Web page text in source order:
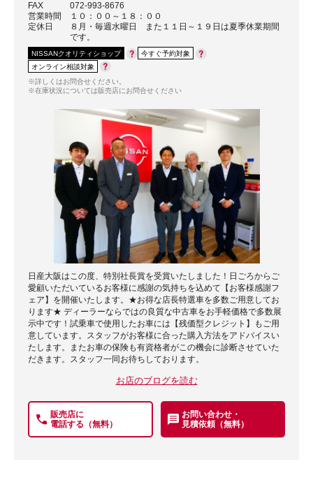
FAX
072-993-8676
営業時間
１０：００～１８：００
定休日
８月・毎週水曜日 また１１日～１９日は夏季休業期間
です。
NISSANクオリティショップ
今すぐ予約対象
オンライン相談対象
※詳しくはお問合せください。
※在庫状況については販売店にお問合せください
日産大阪はこの度、特別社長賞を受賞いたしました！日ごろからご
愛顧いただいているお客様に感謝の気持ちを込めて【お客様感謝フ
ェア】を開催いたします。★お得な店長特選車を多数ご用意してお
ります★ ディーラーならではの良質な中古車をお手軽価格で多数展
示中です！試乗車で使用したお車には【残価型クレジット】もご用
意しています。スタッフがお客様に合った購入方法をアドバイスい
たします。またお車の保険も有資格者がこの機会に診断させていた
だきます。スタッフ一同お待ちしております。
お店のブログを読む
販売店に
電話する（無料）
お問い合わせ・
見積依頼（無料）